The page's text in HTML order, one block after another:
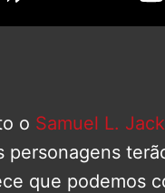
o Samuel L.
personagens
que podemos